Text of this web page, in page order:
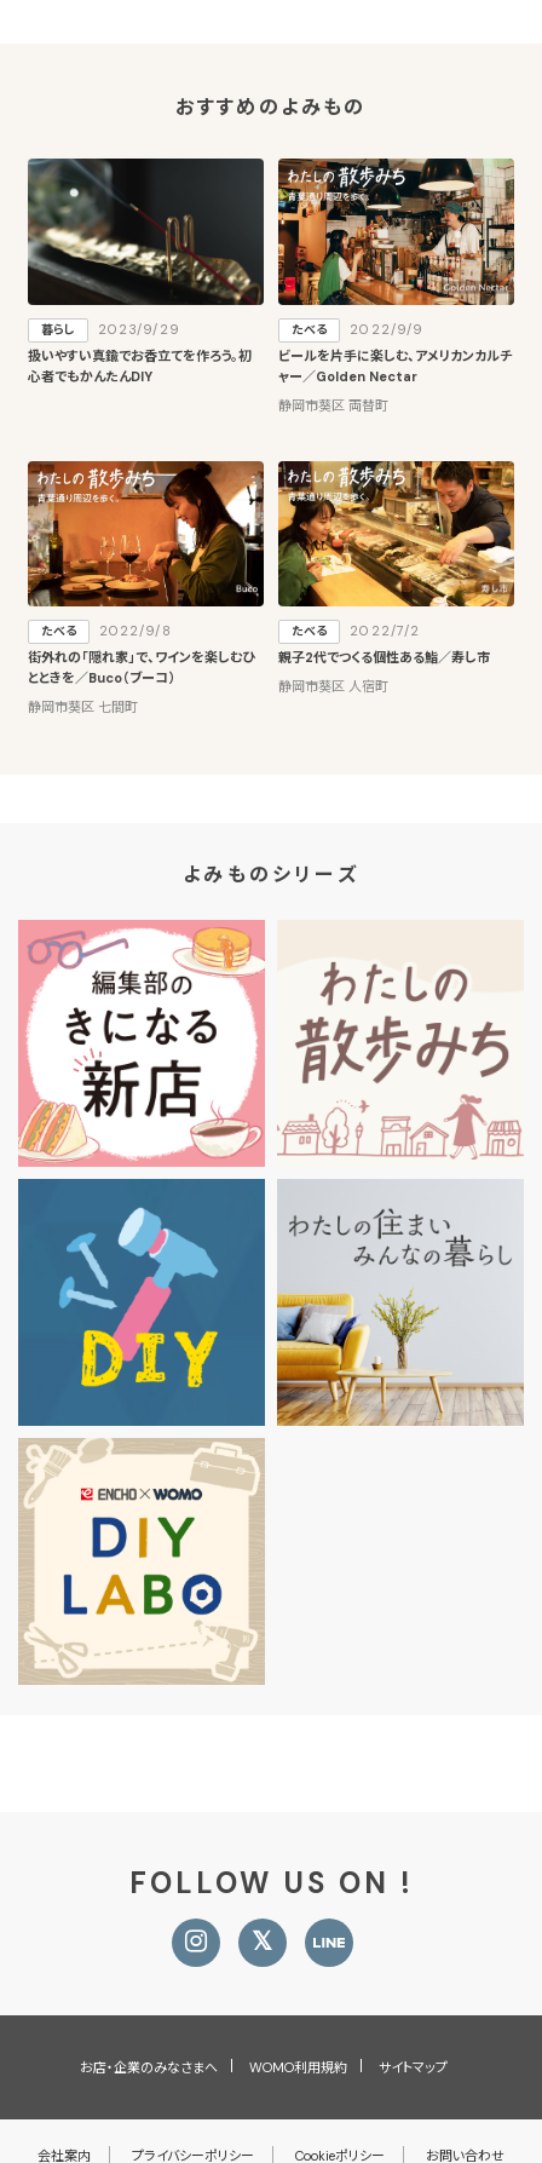
おすすめのよみもの
暮らし
2023/9/29
扱いやすい真鍮でお香立てを作ろう。初
心者でもかんたんDIY
たべる
2022/9/9
ビールを片手に楽しむ、アメリカンカルチ
ャー／Golden Nectar
静岡市葵区 両替町
たべる
2022/9/8
街外れの「隠れ家」で、ワインを楽しむひ
とときを／Buco（ブーコ）
静岡市葵区 七間町
たべる
2022/7/2
親子2代でつくる個性ある鮨／寿し市
静岡市葵区 人宿町
よみものシリーズ
FOLLOW US ON !
お店・企業のみなさまへ WOMO利用規約 サイトマップ
会社案内 プライバシーポリシー Cookieポリシー お問い合わせ